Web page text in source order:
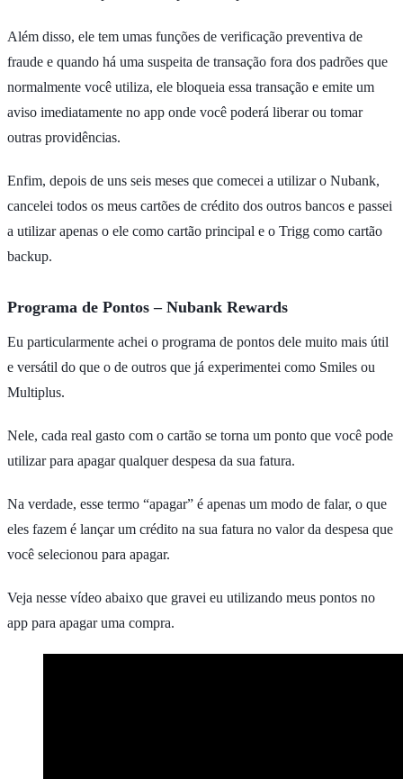
Além disso, ele tem umas funções de verificação preventiva de
fraude e quando há uma suspeita de transação fora dos padrões que
normalmente você utiliza, ele bloqueia essa transação e emite um
aviso imediatamente no app onde você poderá liberar ou tomar
outras providências.
Enfim, depois de uns seis meses que comecei a utilizar o Nubank,
cancelei todos os meus cartões de crédito dos outros bancos e passei
a utilizar apenas o ele como cartão principal e o Trigg como cartão
backup.
Programa de Pontos – Nubank Rewards
Eu particularmente achei o programa de pontos dele muito mais útil
e versátil do que o de outros que já experimentei como Smiles ou
Multiplus.
Nele, cada real gasto com o cartão se torna um ponto que você pode
utilizar para apagar qualquer despesa da sua fatura.
Na verdade, esse termo “apagar” é apenas um modo de falar, o que
eles fazem é lançar um crédito na sua fatura no valor da despesa que
você selecionou para apagar.
Veja nesse vídeo abaixo que gravei eu utilizando meus pontos no
app para apagar uma compra.